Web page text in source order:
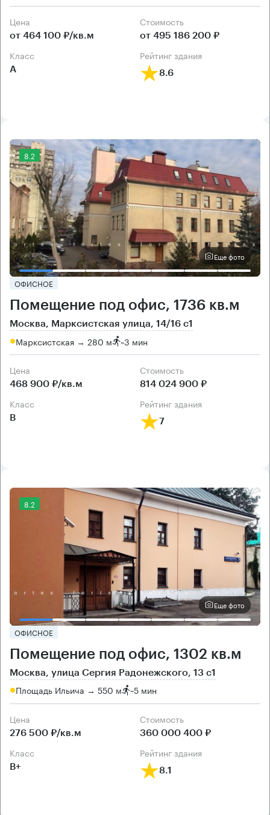
Цена
от 464 100 ₽/кв.м
Cтоимость
от 495 186 200 ₽
класс
А
рейтинг здания
8.6
8.2
Еще фото
ОФИСНОЕ
Помещение под офис, 1736 кв.м
Москва, Марксистская улица, 14/16 с1
Марксистская → 280 м ~3 мин
Цена
468 900 ₽/кв.м
Cтоимость
814 024 900 ₽
класс
B
рейтинг здания
7
8.2
Еще фото
ОФИСНОЕ
Помещение под офис, 1302 кв.м
Москва, улица Сергия Радонежского, 13 с1
Площадь Ильича → 550 м ~5 мин
Цена
276 500 ₽/кв.м
Cтоимость
360 000 400 ₽
класс
B+
рейтинг здания
8.1